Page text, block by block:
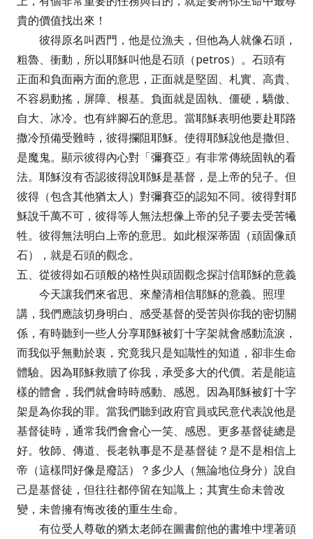
貴的價值找出來！
彼得原名叫西門，他是位漁夫，但他為人就像石頭，
粗魯、衝動，所以耶穌叫他是石頭（petros）。石頭有
正面和負面兩方面的意思，正面就是堅固、札實、高貴、
不容易動搖，屏障、根基。負面就是固執、僵硬，驕傲、
自大、冰冷。也有絆腳石的意思。當耶穌表明他要赴耶路
撒冷預備受難時，彼得攔阻耶穌。使得耶穌說他是撒但、
是魔鬼。顯示彼得內心對「彌賽亞」有非常傳統固執的看
法。耶穌沒有否認彼得說耶穌是基督，是上帝的兒子。但
彼得（包含其他猶太人）對彌賽亞的認知不同。彼得對耶
穌說千萬不可，彼得等人無法想像上帝的兒子要去受苦犧
牲。彼得無法明白上帝的意思。如此根深蒂固（頑固像頑
石），就是石頭的觀念。
五、從彼得如石頭般的格性與頑固觀念探討信耶穌的意義
今天讓我們來省思、來釐清相信耶穌的意義。照理
講，我們應該切身明白、感受基督的受苦與你我的密切關
係，有時聽到一些人分享耶穌被釘十字架就會感動流淚，
而我似乎無動於衷，究竟我只是知識性的知道，卻非生命
體驗。因為耶穌救贖了你我，承受多大的代價。若是能這
樣的體會，我們就會時時感動、感恩。因為耶穌被釘十字
架是為你我的罪。當我們聽到政府官員或民意代表說他是
基督徒時，通常我們會會心一笑、感恩。更多基督徒總是
好。牧師、傳道、長老執事是不是基督徒？是不是相信上
帝（這樣問好像是廢話）？多少人（無論地位身分）說自
己是基督徒，但往往都停留在知識上；其實生命未曾改
變，未曾擁有悔改後的重生生命。
有位受人尊敬的猶太老師在圖書館他的書堆中埋著頭